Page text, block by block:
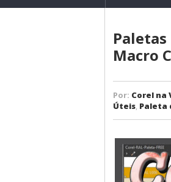
Paletas
Macro
Por: Corel na
Úteis, Paleta